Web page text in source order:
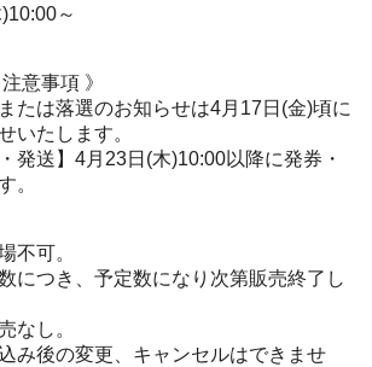
～
意事項 》
たは落選のお知らせは4月17日(金)頃に
いたします。
発送】4月23日(木)10:00以降に発券・
。
不可。
につき、予定数になり次第販売終了し
なし。
み後の変更、キャンセルはできませ